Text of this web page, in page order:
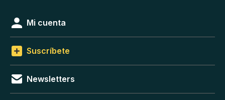
Mi cuenta
Suscríbete
Newsletters